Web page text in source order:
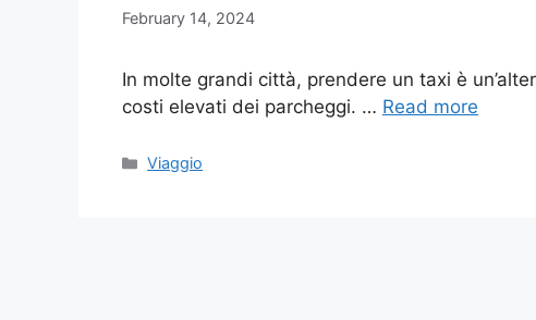
February 14, 2024
In molte grandi città, prendere un taxi è
costi elevati dei parcheggi. … Read more
Categories
Viaggio